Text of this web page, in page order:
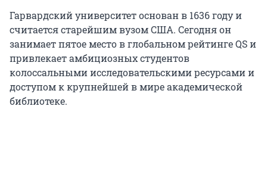
Гарвардский университет основан в 1636 году и
считается старейшим вузом США. Сегодня он
занимает пятое место в глобальном рейтинге QS и
привлекает амбициозных студентов
колоссальными исследовательскими ресурсами и
доступом к крупнейшей в мире академической
библиотеке.